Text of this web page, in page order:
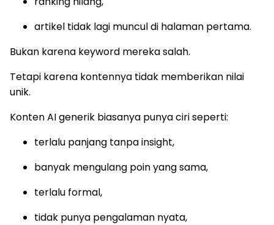
artikel tidak lagi muncul di halaman pertama.
Bukan karena keyword mereka salah.
Tetapi karena kontennya tidak memberikan nilai
unik.
Konten AI generik biasanya punya ciri seperti:
terlalu panjang tanpa insight,
banyak mengulang poin yang sama,
terlalu formal,
tidak punya pengalaman nyata,